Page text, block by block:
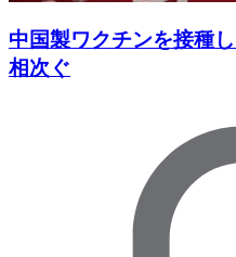
中国製ワクチンを接種
相次ぐ